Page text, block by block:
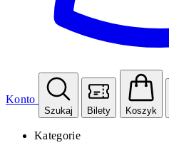
Konto
Szukaj Bilety Koszyk
Kategorie